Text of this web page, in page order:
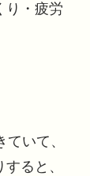
り・疲労
いて、
ると、